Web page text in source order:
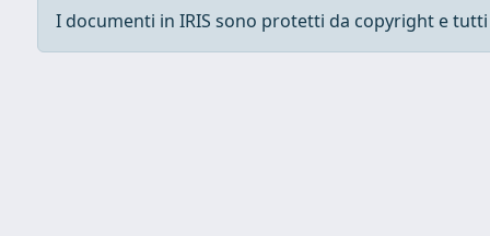
I documenti in IRIS sono protetti da copyright e